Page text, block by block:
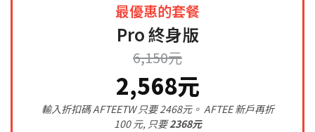
最優惠的套餐
Pro 終身版
6,150元
2,568元
輸入折扣碼 AFTEETW 只要 2468元。 AFTEE 新戶再折
100 元, 只要2368元